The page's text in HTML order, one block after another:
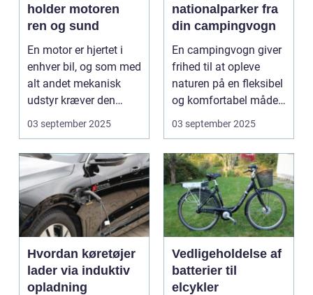
holder motoren
ren og sund
En motor er hjertet i
enhver bil, og som med
alt andet mekanisk
udstyr kræver den
omsorg for a...
03 september 2025
nationalparker fra
din campingvogn
En campingvogn giver
frihed til at opleve
naturen på en fleksibel
og komfortabel måde.
03 september 2025
Hvordan køretøjer
lader via induktiv
opladning
Vedligeholdelse af
batterier til
elcykler